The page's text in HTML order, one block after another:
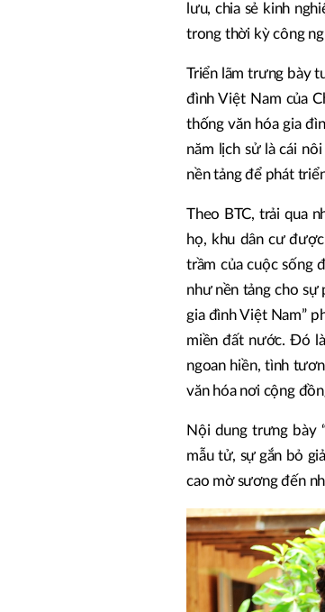
lưu, chia sẻ kinh
trong thời kỳ công
Triển lãm trưng bày
đình Việt Nam của
thống văn hóa gia
năm lịch sử là cái
nền tảng để phát
Theo BTC, trải qua
họ, khu dân cư
trầm của cuộc sống
như nền tảng cho
gia đình Việt Nam”
miền đất nước. Đó
ngoan hiền, tình
văn hóa nơi cộng
Nội dung trưng bày
mẫu tử, sự gắn bỏ
cao mờ sương đến